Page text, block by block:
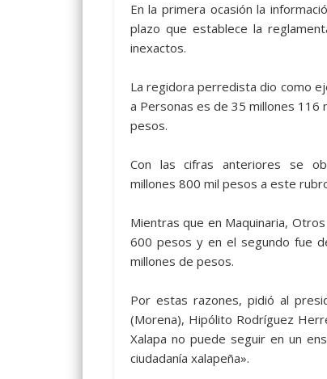
En la primera ocasión la
plazo que establece la
inexactos.
La regidora perredista dio como
a Personas es de 35 millones
pesos.
Con las cifras anteriores se
millones 800 mil pesos a este
Mientras que en Maquinaria,
600 pesos y en el segundo fue
millones de pesos.
Por estas razones, pidió al
(Morena), Hipólito Rodríguez
Xalapa no puede seguir en un
ciudadanía xalapeña».